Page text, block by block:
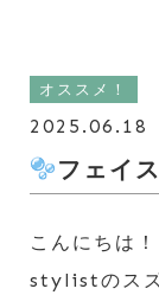
オススメ！
2025.06.18
フェイ
こんにちは！
stylistのスズ